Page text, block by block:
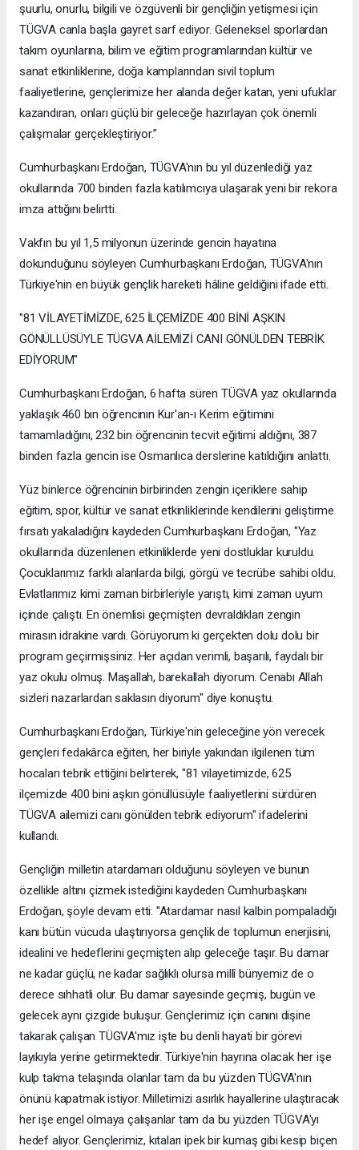
şuurlu, onurlu, bilgili ve özgüvenli bir gençliğin yetişmesi için
TÜGVA canla başla gayret sarf ediyor. Geleneksel sporlardan
takım oyunlarına, bilim ve eğitim programlarından kültür ve
sanat etkinliklerine, doğa kamplarından sivil toplum
faaliyetlerine, gençlerimize her alanda değer katan, yeni ufuklar
kazandıran, onları güçlü bir geleceğe hazırlayan çok önemli
çalışmalar gerçekleştiriyor.”
Cumhurbaşkanı Erdoğan, TÜGVA'nın bu yıl düzenlediği yaz
okullarında 700 binden fazla katılımcıya ulaşarak yeni bir rekora
imza attığını belirtti.
Vakfın bu yıl 1,5 milyonun üzerinde gencin hayatına
dokunduğunu söyleyen Cumhurbaşkanı Erdoğan, TÜGVA'nın
Türkiye'nin en büyük gençlik hareketi hâline geldiğini ifade etti.
"81 VİLAYETİMİZDE, 625 İLÇEMİZDE 400 BİNİ AŞKIN
GÖNÜLLÜSÜYLE TÜGVA AİLEMİZİ CANI GÖNÜLDEN TEBRİK
EDİYORUM"
Cumhurbaşkanı Erdoğan, 6 hafta süren TÜGVA yaz okullarında
yaklaşık 460 bin öğrencinin Kur'an-ı Kerim eğitimini
tamamladığını, 232 bin öğrencinin tecvit eğitimi aldığını, 387
binden fazla gencin ise Osmanlıca derslerine katıldığını anlattı.
Yüz binlerce öğrencinin birbirinden zengin içeriklere sahip
eğitim, spor, kültür ve sanat etkinliklerinde kendilerini geliştirme
fırsatı yakaladığını kaydeden Cumhurbaşkanı Erdoğan, "Yaz
okullarında düzenlenen etkinliklerde yeni dostluklar kuruldu.
Çocuklarımız farklı alanlarda bilgi, görgü ve tecrübe sahibi oldu.
Evlatlarımız kimi zaman birbirleriyle yarıştı, kimi zaman uyum
içinde çalıştı. En önemlisi geçmişten devraldıkları zengin
mirasın idrakine vardı. Görüyorum ki gerçekten dolu dolu bir
program geçirmişsiniz. Her açıdan verimli, başarılı, faydalı bir
yaz okulu olmuş. Maşallah, barekallah diyorum. Cenabı Allah
sizleri nazarlardan saklasın diyorum" diye konuştu.
Cumhurbaşkanı Erdoğan, Türkiye'nin geleceğine yön verecek
gençleri fedakârca eğiten, her biriyle yakından ilgilenen tüm
hocaları tebrik ettiğini belirterek, "81 vilayetimizde, 625
ilçemizde 400 bini aşkın gönüllüsüyle faaliyetlerini sürdüren
TÜGVA ailemizi canı gönülden tebrik ediyorum" ifadelerini
kullandı.
Gençliğin milletin atardamarı olduğunu söyleyen ve bunun
özellikle altını çizmek istediğini kaydeden Cumhurbaşkanı
Erdoğan, şöyle devam etti: "Atardamar nasıl kalbin pompaladığı
kanı bütün vücuda ulaştırıyorsa gençlik de toplumun enerjisini,
idealini ve hedeflerini geçmişten alıp geleceğe taşır. Bu damar
ne kadar güçlü, ne kadar sağlıklı olursa millî bünyemiz de o
derece sıhhatli olur. Bu damar sayesinde geçmiş, bugün ve
gelecek aynı çizgide buluşur. Gençlerimiz için canını dişine
takarak çalışan TÜGVA'mız işte bu denli hayati bir görevi
layıkıyla yerine getirmektedir. Türkiye'nin hayrına olacak her işe
kulp takma telaşında olanlar tam da bu yüzden TÜGVA'nın
önünü kapatmak istiyor. Milletimizi asırlık hayallerine ulaştıracak
her işe engel olmaya çalışanlar tam da bu yüzden TÜGVA'yı
hedef alıyor. Gençlerimiz, kıtaları ipek bir kumaş gibi kesip biçen